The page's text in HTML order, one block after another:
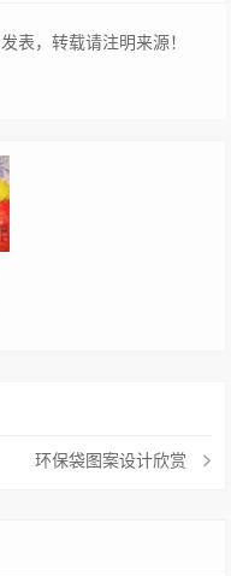
发表，转载请注明来源！
环保袋图案设计欣赏